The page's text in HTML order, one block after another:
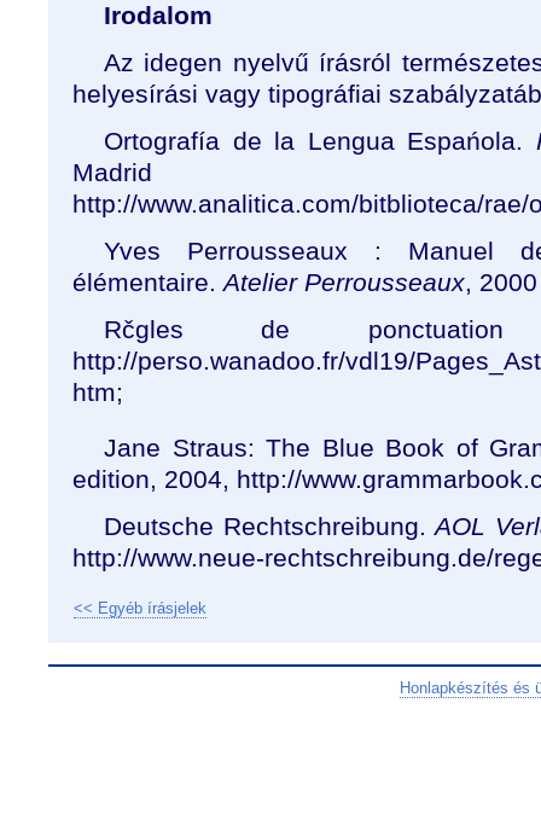
Irodalom
Az idegen nyelvű írásról
helyesírási vagy tipográfiai
Ortografía de la Lengua Espańola.
Madrid
http://www.analitica.com/bitblioteca/rae/
Yves Perrousseaux : Manuel
élémentaire.AtelierPerrousseaux, 2000
Rčgles de ponctuation
http://perso.wanadoo.fr/vdl19/
htm;
Jane Straus: The Blue Book of
edition, 2004, http://
Deutsche Rechtschreibung.AOL
http://www.neue-rechtschreibung.de/
<< Egyéb írásjelek
Honlapkészítés és